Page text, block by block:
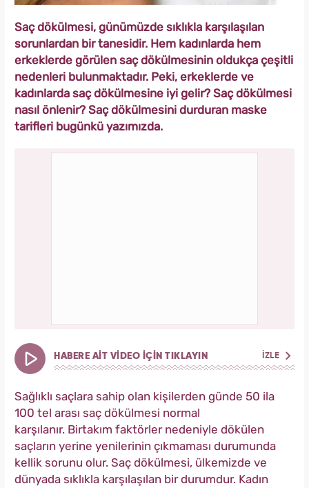
Saç dökülmesi, günümüzde sıklıkla karşılaşılan
sorunlardan bir tanesidir. Hem kadınlarda hem
erkeklerde görülen saç dökülmesinin oldukça çeşitli
nedenleri bulunmaktadır. Peki, erkeklerde ve
kadınlarda saç dökülmesine iyi gelir? Saç dökülmesi
nasıl önlenir? Saç dökülmesini durduran maske
tarifleri bugünkü yazımızda.
HABERE AİT VİDEO İÇİN TIKLAYIN İZLE
Sağlıklı saçlara sahip olan kişilerden günde 50 ila
100 tel arası saç dökülmesi normal
karşılanır. Birtakım faktörler nedeniyle dökülen
saçların yerine yenilerinin çıkmaması durumunda
kellik sorunu olur. Saç dökülmesi, ülkemizde ve
dünyada sıklıkla karşılaşılan bir durumdur. Kadın